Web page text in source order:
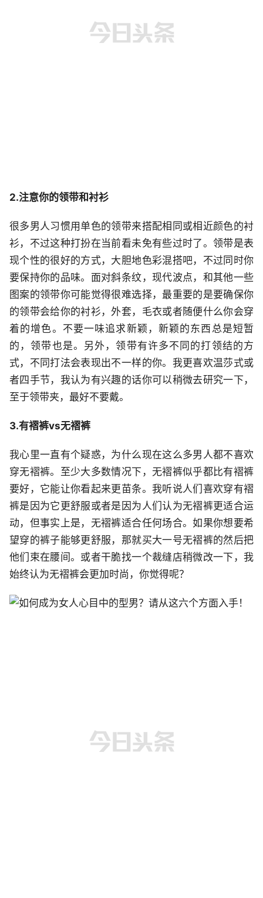
2.注意你的领带和衬衫
很多男人习惯用单色的领带来搭配相同或相近颜色的衬
衫，不过这种打扮在当前看未免有些过时了。领带是表
现个性的很好的方式，大胆地色彩混搭吧，不过同时你
要保持你的品味。面对斜条纹，现代波点，和其他一些
图案的领带你可能觉得很难选择，最重要的是要确保你
的领带会给你的衬衫，外套，毛衣或者随便什么你会穿
着的增色。不要一味追求新颖，新颖的东西总是短暂
的，领带也是。另外，领带有许多不同的打领结的方
式，不同打法会表现出不一样的你。我更喜欢温莎式或
者四手节，我认为有兴趣的话你可以稍微去研究一下，
至于领带夹，最好不要戴。
3.有褶裤vs无褶裤
我心里一直有个疑惑，为什么现在这么多男人都不喜欢
穿无褶裤。至少大多数情况下，无褶裤似乎都比有褶裤
要好，它能让你看起来更苗条。我听说人们喜欢穿有褶
裤是因为它更舒服或者是因为人们认为无褶裤更适合运
动，但事实上是，无褶裤适合任何场合。如果你想要希
望穿的裤子能够更舒服，那就买大一号无褶裤的然后把
他们束在腰间。或者干脆找一个裁缝店稍微改一下，我
始终认为无褶裤会更加时尚，你觉得呢？